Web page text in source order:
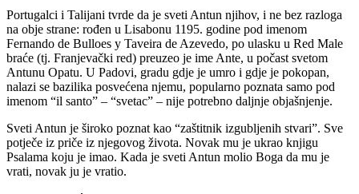
Portugalci i Talijani tvrde da je sveti Antun njihov, i ne bez razloga
na obje strane: rođen u Lisabonu 1195. godine pod imenom
Fernando de Bulloes y Taveira de Azevedo, po ulasku u Red Male
braće (tj. Franjevački red) preuzeo je ime Ante, u počast svetom
Antunu Opatu. U Padovi, gradu gdje je umro i gdje je pokopan,
nalazi se bazilika posvećena njemu, popularno poznata samo pod
imenom “il santo” – “svetac” – nije potrebno daljnje objašnjenje.
Sveti Antun je široko poznat kao “zaštitnik izgubljenih stvari”. Sve
potječe iz priče iz njegovog života. Novak mu je ukrao knjigu
Psalama koju je imao. Kada je sveti Antun molio Boga da mu je
vrati, novak ju je vratio.